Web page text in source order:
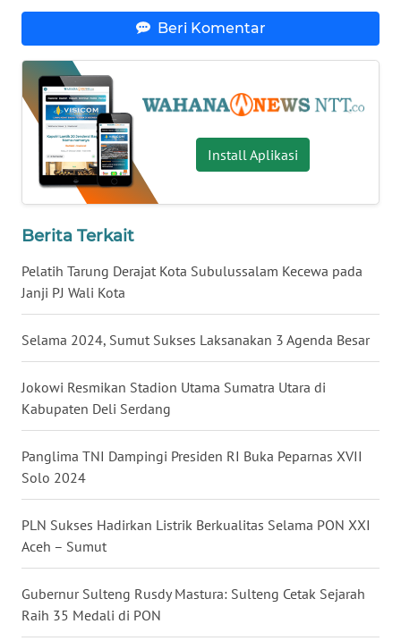
Beri Komentar
Install Aplikasi
Berita Terkait
Pelatih Tarung Derajat Kota Subulussalam Kecewa pada
Janji PJ Wali Kota
Selama 2024, Sumut Sukses Laksanakan 3 Agenda Besar
Jokowi Resmikan Stadion Utama Sumatra Utara di
Kabupaten Deli Serdang
Panglima TNI Dampingi Presiden RI Buka Peparnas XVII
Solo 2024
PLN Sukses Hadirkan Listrik Berkualitas Selama PON XXI
Aceh – Sumut
Gubernur Sulteng Rusdy Mastura: Sulteng Cetak Sejarah
Raih 35 Medali di PON
WN
JABAR
WN
BANTEN
WN
NTT
WN
PAPUA
BARAT
WN
RIAU
WN
SERAMBI
WN
JAMBI